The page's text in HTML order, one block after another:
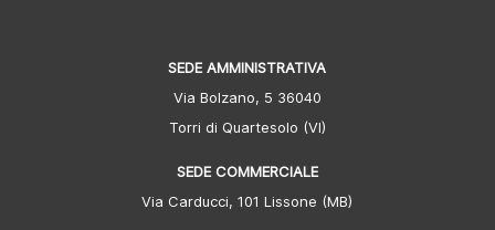
SEDE AMMINISTRATIVA
Via Bolzano, 5 36040
Torri di Quartesolo (VI)
SEDE COMMERCIALE
Via Carducci, 101 Lissone (MB)